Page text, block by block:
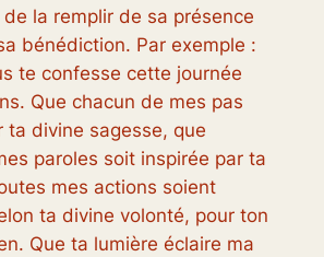
la remplir de sa présence
bénédiction. Par exemple :
te confesse cette journée
Que chacun de mes pas
ta divine sagesse, que
paroles soit inspirée par ta
mes actions soient
ta divine volonté, pour ton
Que ta lumière éclaire ma